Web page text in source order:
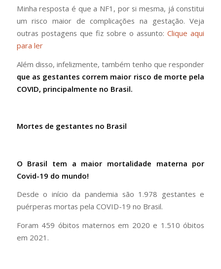
Minha resposta é que a NF1, por si mesma, já constitui
um risco maior de complicações na gestação. Veja
outras postagens que fiz sobre o assunto:Clique aqui
para ler
Além disso, infelizmente, também tenho que responder
que as gestantes correm maior risco de morte pela
COVID, principalmente no Brasil.
Mortes de gestantes no Brasil
O Brasil tem a maior mortalidade materna por
Covid-19 do mundo!
Desde o início da pandemia são 1.978 gestantes e
puérperas mortas pela COVID-19 no Brasil.
Foram 459 óbitos maternos em 2020 e 1.510 óbitos
em 2021.